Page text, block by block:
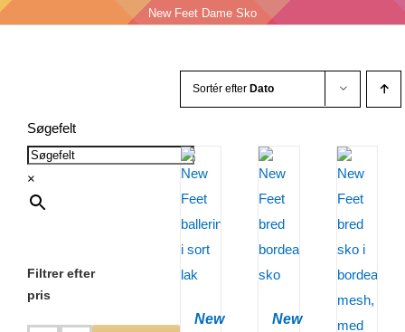
New Feet Dame Sko
Sortér efter Dato
New
New
Søgefelt
×
Filtrer efter
pris